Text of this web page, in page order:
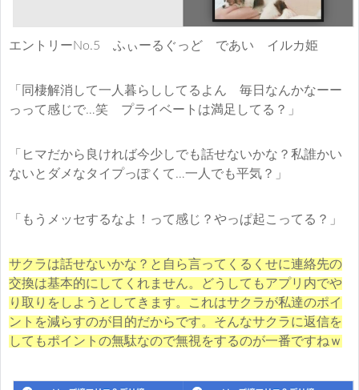
エントリーNo.5 ふぃーるぐっど であい イルカ姫
「同棲解消して一人暮らししてるよん 毎日なんかなーー
っって感じで…笑 プライベートは満足してる？」
「ヒマだから良ければ今少しでも話せないかな？私誰かい
ないとダメなタイプっぽくて…一人でも平気？」
「もうメッセするなよ！って感じ？やっぱ起こってる？」
サクラは話せないかな？と自ら言ってくるくせに連絡先の
交換は基本的にしてくれません。どうしてもアプリ内でや
り取りをしようとしてきます。これはサクラが私達のポイ
ントを減らすのが目的だからです。そんなサクラに返信を
してもポイントの無駄なので無視をするのが一番ですねｗ